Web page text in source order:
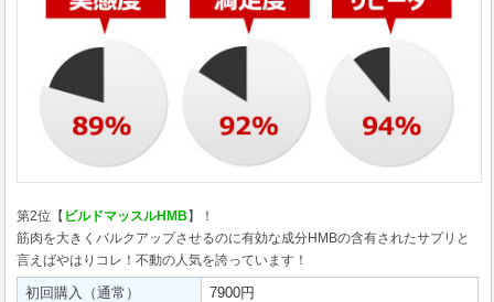
第2位【 ビルドマッスルHMB 】！
筋肉を大きくバルクアップさせるのに有効な成分HMBの含有されたサプリと
言えばやはりコレ！不動の人気を誇っています！
初回購入（通常）
7900円